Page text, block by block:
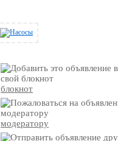
блокнот
модератору